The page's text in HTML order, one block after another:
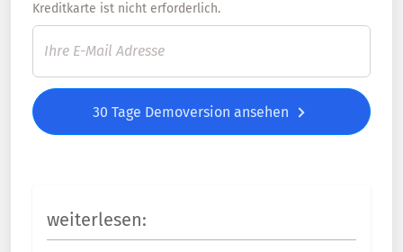
Kreditkarte ist nicht erforderlich.
30 Tage Demoversion ansehen
weiterlesen: